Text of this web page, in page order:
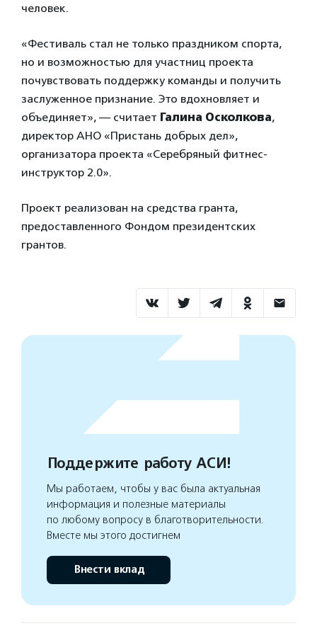
человек.
«Фестиваль стал не только праздником спорта,
но и возможностью для участниц проекта
почувствовать поддержку команды и получить
заслуженное признание. Это вдохновляет и
объединяет», — считает Галина Осколкова,
директор АНО «Пристань добрых дел»,
организатора проекта «Серебряный фитнес-
инструктор 2.0».
Проект реализован на средства гранта,
предоставленного Фондом президентских
грантов.
Поддержите работу АСИ!
Мы работаем, чтобы у вас была актуальная
информация и полезные материалы
по любому вопросу в благотворительности.
Вместе мы этого достигнем
Внести вклад